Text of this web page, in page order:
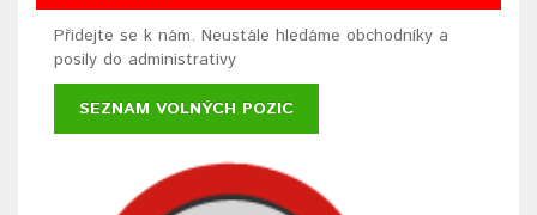
Přidejte se k nám. Neustále hledáme obchodníky a
posily do administrativy
SEZNAM VOLNÝCH POZIC